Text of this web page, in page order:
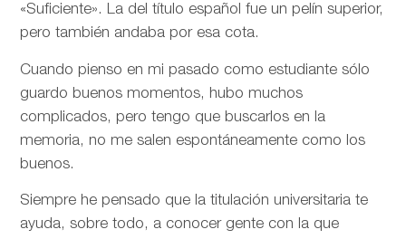
«Suficiente». La del título español fue un pelín superior,
pero también andaba por esa cota.
Cuando pienso en mi pasado como estudiante sólo
guardo buenos momentos, hubo muchos
complicados, pero tengo que buscarlos en la
memoria, no me salen espontáneamente como los
buenos.
Siempre he pensado que la titulación universitaria te
ayuda, sobre todo, a conocer gente con la que